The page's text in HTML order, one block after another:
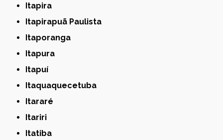
Itapira
Itapirapuã Paulista
Itaporanga
Itapura
Itapuí
Itaquaquecetuba
Itararé
Itariri
Itatiba